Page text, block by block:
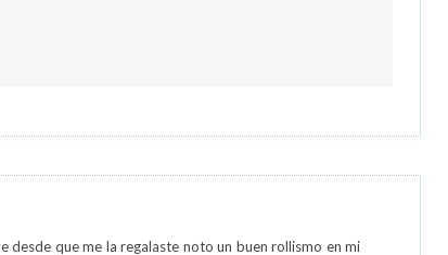
desde que me la regalaste noto un buen rollismo en mi